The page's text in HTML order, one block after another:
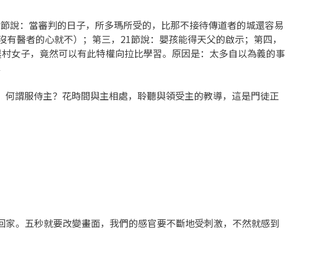
說：當審判的日子，所多瑪所受的，比那不接待傳道者的城還容易
醫者的心就不）；第三，21節說：嬰孩能得天父的啟示；第四，
女子，竟然可以有此特權向拉比學習。原因是：太多自以為義的事
謂服侍主？花時間與主相處，聆聽與領受主的教導，這是門徒正
。五秒就要改變畫面，我們的感官要不斷地受刺激，不然就感到